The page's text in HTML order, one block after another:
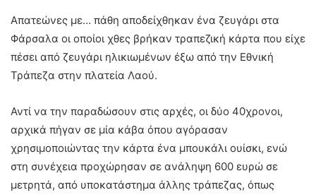
Απατεώνες με… πάθη αποδείχθηκαν ένα ζευγάρι στα
Φάρσαλα οι οποίοι χθες βρήκαν τραπεζική κάρτα που είχε
πέσει από ζευγάρι ηλικιωμένων έξω από την Εθνική
Τράπεζα στην πλατεία Λαού.
Αντί να την παραδώσουν στις αρχές, οι δύο 40χρονοι,
αρχικά πήγαν σε μία κάβα όπου αγόρασαν
χρησιμοποιώντας την κάρτα ένα μπουκάλι ουίσκι, ενώ
στη συνέχεια προχώρησαν σε ανάληψη 600 ευρώ σε
μετρητά, από υποκατάστημα άλλης τράπεζας, όπως